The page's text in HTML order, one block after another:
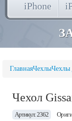
iPhone
ГлавнаяЧехлыЧехлы
Чехол
Артикул: 2362